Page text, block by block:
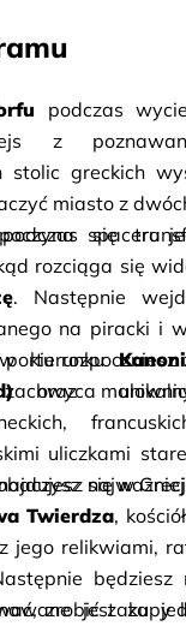
podczas
z
stolic greckich
miasto z
spaceru
się
. Następnie
na piracki i
kierunku Kanoni
oraz
uliczkami
się w
Twierdza
będziesz
zrobić zakupy
jest za